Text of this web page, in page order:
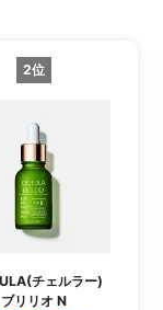
2位
チェルラー)
ブリリオ N